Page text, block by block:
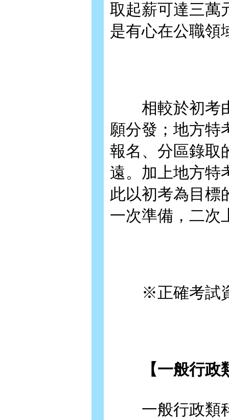
取起薪可達三萬
是有心在公職領
相較於初考由
願分發；地方特
報名、分區錄取
遠。加上地方特
此以初考為目標
一次準備，二次
※正確考試
【一般行政
一般行政類科